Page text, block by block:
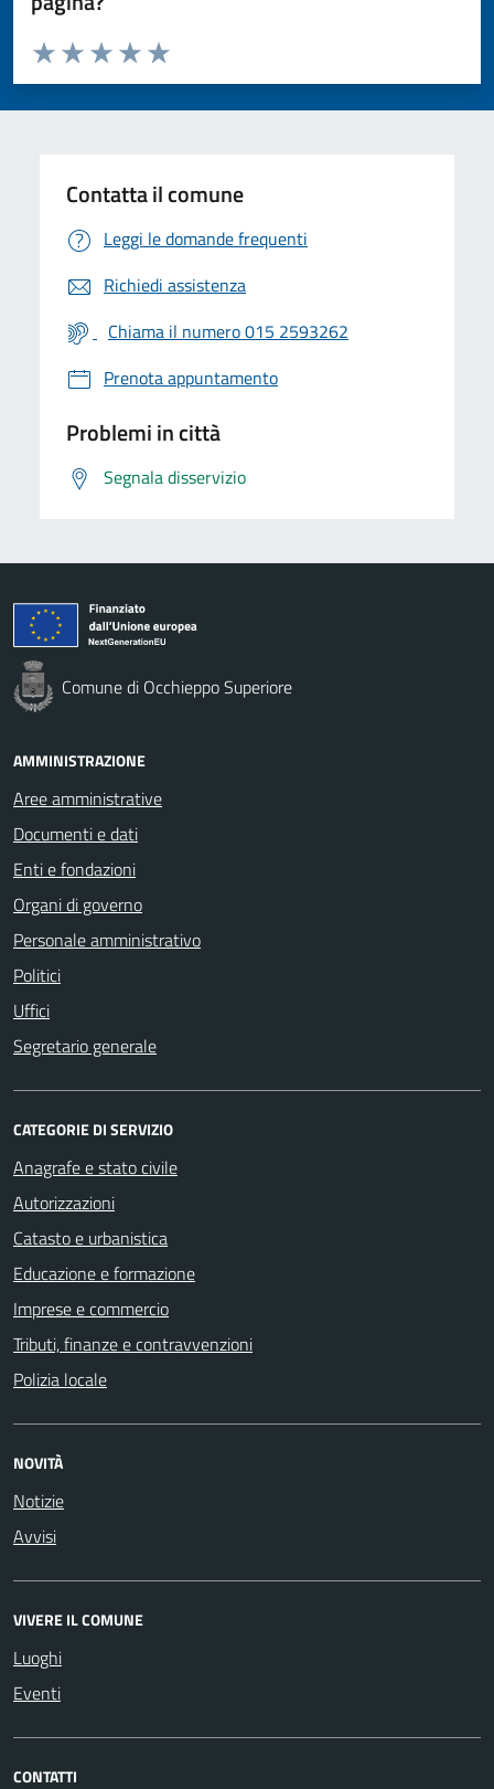
Valuta da 1 a 5 stelle la pagina
Valuta 5 stelle su 5
Valuta 4 stelle su 5
Valuta 3 stelle su 5
Valuta 2 stelle su 5
Valuta 1 stelle su 5
Contatta il comune
Leggi le domande frequenti
Richiedi assistenza
Chiama il numero 015 2593262
Prenota appuntamento
Problemi in città
Segnala disservizio
Comune di Occhieppo Superiore
AMMINISTRAZIONE
Aree amministrative
Documenti e dati
Enti e fondazioni
Organi di governo
Personale amministrativo
Politici
Uffici
Segretario generale
CATEGORIE DI SERVIZIO
Anagrafe e stato civile
Autorizzazioni
Catasto e urbanistica
Educazione e formazione
Imprese e commercio
Tributi, finanze e contravvenzioni
Polizia locale
NOVITÀ
Notizie
Avvisi
VIVERE IL COMUNE
Luoghi
Eventi
CONTATTI